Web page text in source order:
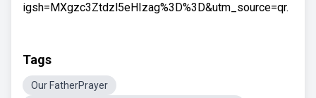
igsh=MXgzc3Ztdzl5eHIzag%3D%3D&utm_source=qr.
Tags
Our FatherPrayer